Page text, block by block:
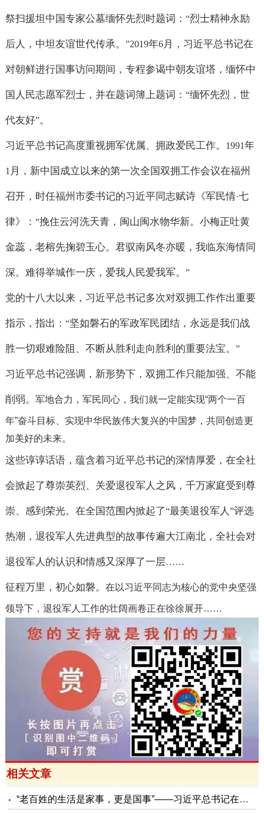
祭扫援坦中国专家公墓缅怀先烈时题词： “烈士精神永励
后人，中坦友谊世代传承。 ”2019年6月，习近平总书记在
对朝鲜进行国事访问期间，专程参谒中朝友谊塔，缅怀中
国人民志愿军烈士，并在题词簿上题词： “缅怀先烈，世
代友好”。
习近平总书记高度重视拥军优属、拥政爱民工作。 1991年
1 月，新中国成立以来的第一次全国双拥工作会议在福州
召开，时任福州市委书记的习近平同志赋诗《军民情·七
律》： “挽住云河洗天青，闽山闽水物华新。小梅正吐黄
金蕊，老榕先掬碧玉心。君驭南风冬亦暖，我临东海情同
深。难得举城作一庆，爱我人民爱我军。 ”
党的十八大以来，习近平总书记多次对双拥工作作出重要
指示，指出： “坚如磐石的军政军民团结，永远是我们战
胜一切艰难险阻、不断从胜利走向胜利的重要法宝。 ”
习近平总书记强调，新形势下，双拥工作只能加强、不能
削弱。 军地合力，军民同心，我们就一定能实现“两个一百
年”奋斗目标、实现中华民族伟大复兴的中国梦，共同创造更
加美好的未来。
这些谆谆话语，蕴含着习近平总书记的深情厚爱，在全社
会掀起了尊崇英烈、关爱退役军人之风，千万家庭受到尊
崇、感到荣光。在全国范围内掀起了“最美退役军人”评选
热潮，退役军人先进典型的故事传遍大江南北，全社会对
退役军人的认识和情感又深厚了一层……
征程万里，初心如磐。 在以习近平同志为核心的党中央坚强
领导下，退役军人工作的壮阔画卷正在徐徐展开……
相关文章
“老百姓的生活是家事，更是国事”——习近平总书记在上海考察纪实